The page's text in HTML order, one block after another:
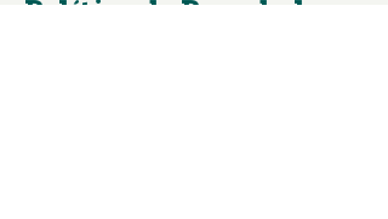
Política de Reembolso